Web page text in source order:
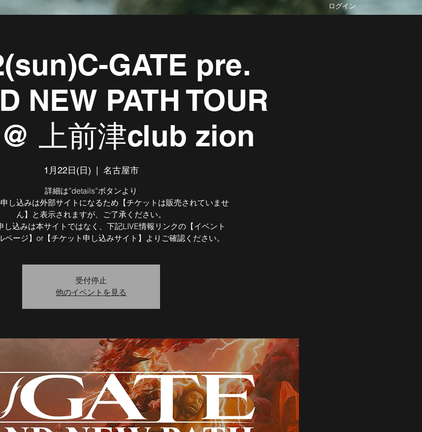
ログイン
GATE pre.
NEW PATH TOUR
上前津club zion
1月22日(日) 名古屋市
詳細は”details”ボタンより
し込みは外部サイトになるため【チケットは販売されていませ
ん】と表示されますが、ご了承ください。
込みは本サイトではなく、下記LIVE情報リンクの【イベント
ページ】or【チケット申し込みサイト】よりご確認ください。
受付停止
他のイベントを見る